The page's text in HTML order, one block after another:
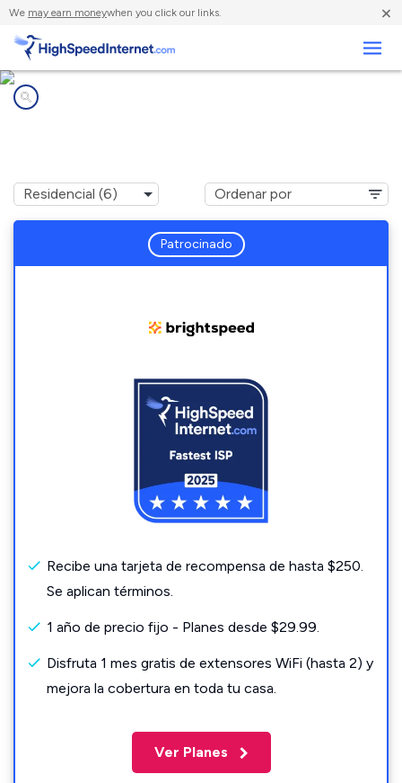
We may earn moneywhen you click our links. ×
Patrocinado
Recibe una tarjeta de recompensa de hasta $250.
Se aplican términos.
1 año de precio fijo - Planes desde $29.99.
Disfruta 1 mes gratis de extensores WiFi (hasta 2) y
mejora la cobertura en toda tu casa.
Ver Planes